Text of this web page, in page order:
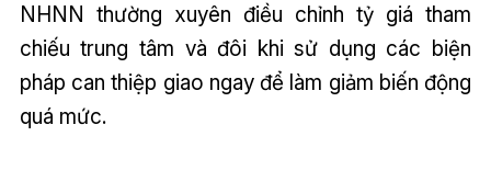
NHNN thường xuyên điều chỉnh tỷ giá tham
chiếu trung tâm và đôi khi sử dụng các biện
pháp can thiệp giao ngay để làm giảm biến động
quá mức.